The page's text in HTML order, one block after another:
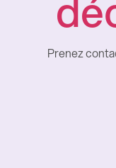
Prenez